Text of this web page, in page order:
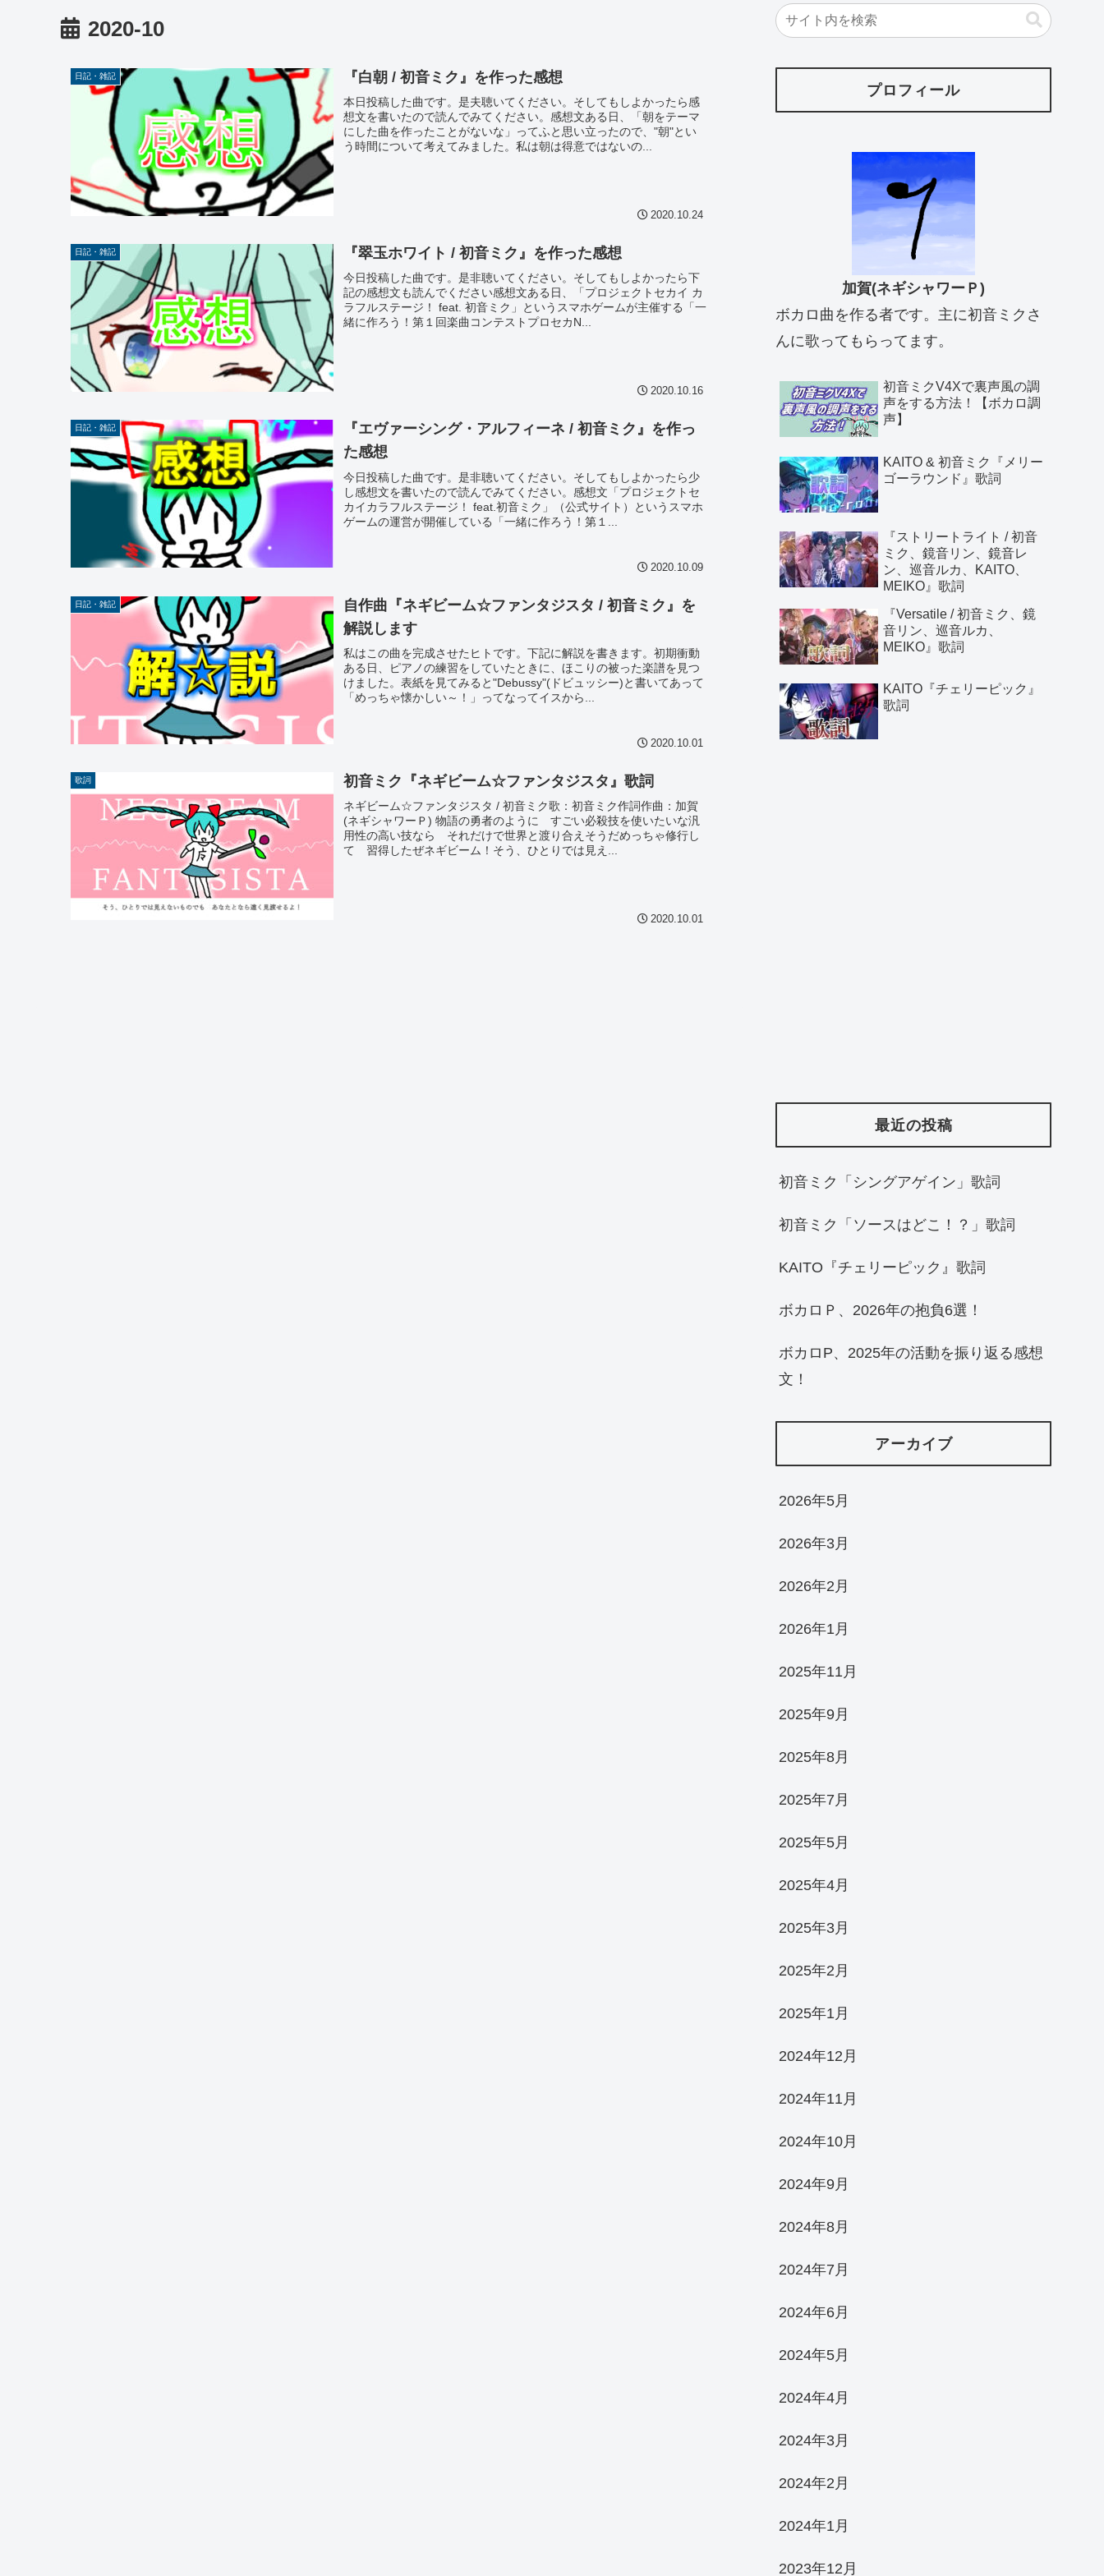
2020-10
日記・雑記 『白朝 / 初音ミク』を作った感想
本日投稿した曲です。是夫聴いてください。そしてもしよかったら感
想文を書いたので読んでみてください。感想文ある日、「朝をテーマ
にした曲を作ったことがないな」ってふと思い立ったので、"朝"とい
う時間について考えてみました。私は朝は得意ではないの...
2020.10.24
日記・雑記 『翠玉ホワイト / 初音ミク』を作った感想
今日投稿した曲です。是非聴いてください。そしてもしよかったら下
記の感想文も読んでください感想文ある日、「プロジェクトセカイ カ
ラフルステージ！ feat. 初音ミク」というスマホゲームが主催する「一
緒に作ろう！第１回楽曲コンテストプロセカN...
2020.10.16
日記・雑記
『エヴァーシング・アルフィーネ / 初音ミク』を作っ
た感想
今日投稿した曲です。是非聴いてください。そしてもしよかったら少
し感想文を書いたので読んでみてください。感想文「プロジェクトセ
カイカラフルステージ！ feat.初音ミク」（公式サイト）というスマホ
ゲームの運営が開催している「一緒に作ろう！第１...
2020.10.09
日記・雑記
自作曲『ネギビーム☆ファンタジスタ / 初音ミク』を
解説します
私はこの曲を完成させたヒトです。下記に解説を書きます。初期衝動
ある日、ピアノの練習をしていたときに、ほこりの被った楽譜を見つ
けました。表紙を見てみると"Debussy"(ドビュッシー)と書いてあって
「めっちゃ懐かしい～！」ってなってイスから...
2020.10.01
歌詞 初音ミク『ネギビーム☆ファンタジスタ』歌詞
ネギビーム☆ファンタジスタ / 初音ミク歌：初音ミク作詞作曲：加賀
(ネギシャワーＰ) 物語の勇者のように すごい必殺技を使いたいな汎
用性の高い技なら それだけで世界と渡り合えそうだめっちゃ修行し
て 習得したぜネギビーム！そう、ひとりでは見え...
2020.10.01
プロフィール
加賀(ネギシャワーＰ)
ボカロ曲を作る者です。主に初音ミクさ
んに歌ってもらってます。
初音ミクV4Xで裏声風の調
声をする方法！【ボカロ調
声】
KAITO & 初音ミク『メリー
ゴーラウンド』歌詞
『ストリートライト / 初音
ミク、鏡音リン、鏡音レ
ン、巡音ルカ、KAITO、
MEIKO』歌詞
『Versatile / 初音ミク、鏡
音リン、巡音ルカ、
MEIKO』歌詞
KAITO『チェリーピック』
歌詞
最近の投稿
初音ミク「シングアゲイン」歌詞
初音ミク「ソースはどこ！？」歌詞
KAITO『チェリーピック』歌詞
ボカロＰ、2026年の抱負6選！
ボカロP、2025年の活動を振り返る感想
文！
アーカイブ
2026年5月
2026年3月
2026年2月
2026年1月
2025年11月
2025年9月
2025年8月
2025年7月
2025年5月
2025年4月
2025年3月
2025年2月
2025年1月
2024年12月
2024年11月
2024年10月
2024年9月
2024年8月
2024年7月
2024年6月
2024年5月
2024年4月
2024年3月
2024年2月
2024年1月
2023年12月